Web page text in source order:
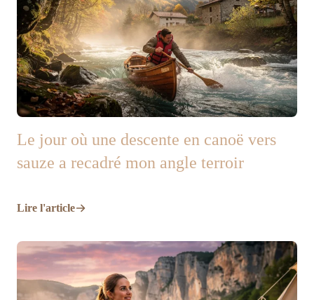
Le jour où une descente en canoë vers
sauze a recadré mon angle terroir
Lire l'article